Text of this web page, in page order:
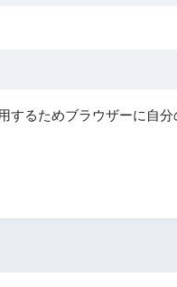
するためブラウザーに自